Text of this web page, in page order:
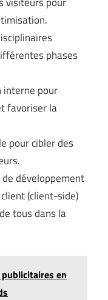
phases
interne pour
favoriser la
pour cibler des
développement
(client-side)
tous dans la
en